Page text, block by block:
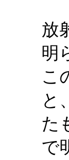
放
明
こ
と
た
で